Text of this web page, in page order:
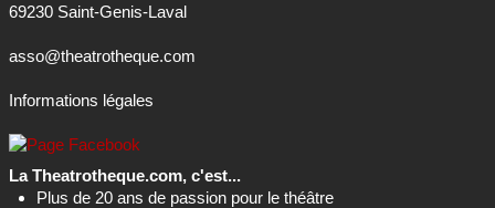
69230 Saint-Genis-Laval
asso@theatrotheque.com
Informations légales
La Theatrotheque.com, c'est...
Plus de 20 ans de passion pour le théâtre